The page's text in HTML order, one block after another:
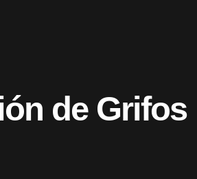
de Grifos